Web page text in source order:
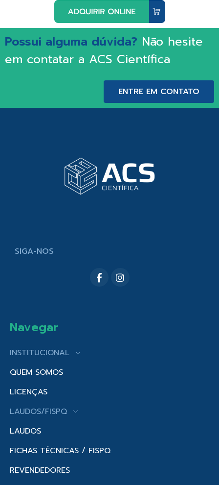
Possui alguma dúvida? Não hesite
em contatar a ACS Científica
ENTRE EM CONTATO
SIGA-NOS
Navegar
INSTITUCIONAL
QUEM SOMOS
LICENÇAS
LAUDOS/FISPQ
LAUDOS
FICHAS TÉCNICAS / FISPQ
REVENDEDORES